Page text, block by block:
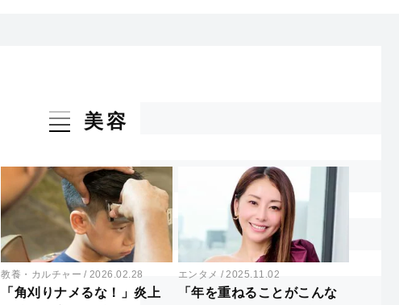
美容
教養・カルチャー 2026.02.28
「角刈りナメるな！」炎上
エンタメ 2025.11.02
「年を重ねることがこんな